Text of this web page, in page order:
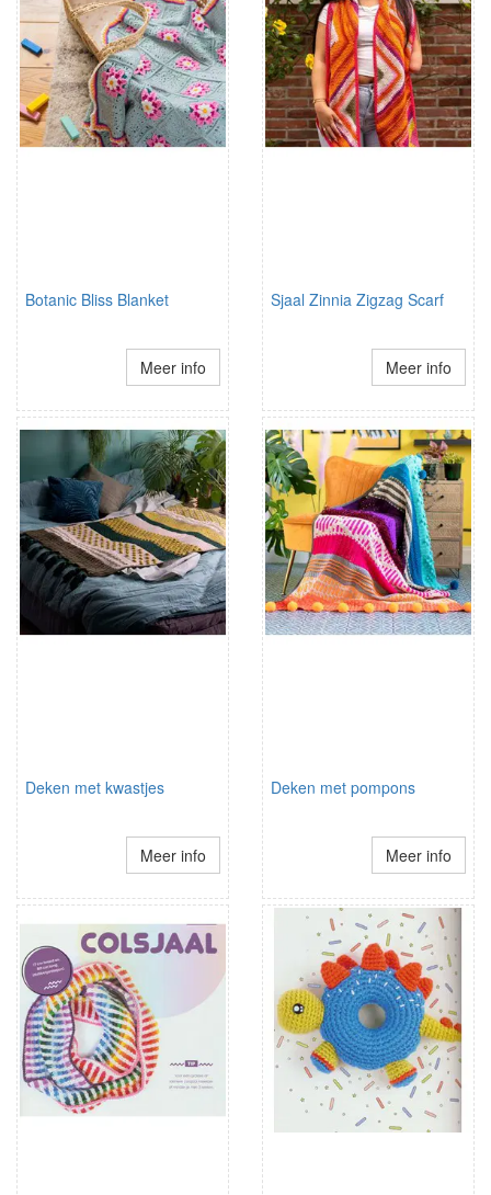
Botanic Bliss Blanket
Meer info
Sjaal Zinnia Zigzag Scarf
Meer info
Deken met kwastjes
Meer info
Deken met pompons
Meer info